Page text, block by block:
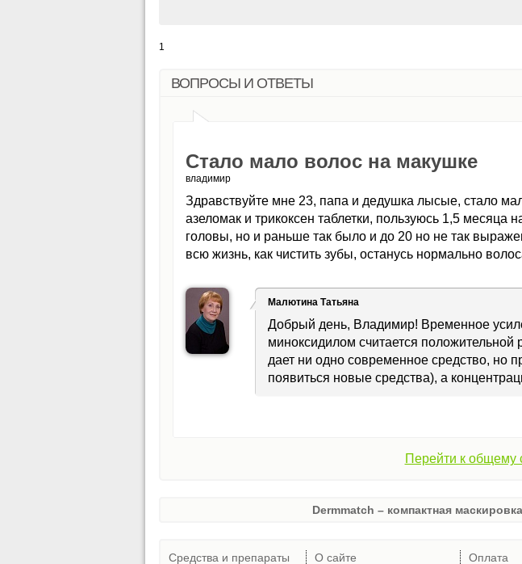
1
ВОПРОСЫ И ОТВЕТЫ
Стало мало волос на макушке
владимир
Здравствуйте мне 23, папа и дедушка лысые, стало
азеломак и трикоксен таблетки, пользуюсь 1,5
головы, но и раньше так было и до 20 но не так
всю жизнь, как чистить зубы, останусь нормально
Малютина Татьяна
Добрый день, Владимир! Временное
миноксидилом считается
дает ни одно современное средство, но
появиться новые средства), а
Перейти к общему
Dermmatch – компактная
Средства и препараты О сайте Оплата